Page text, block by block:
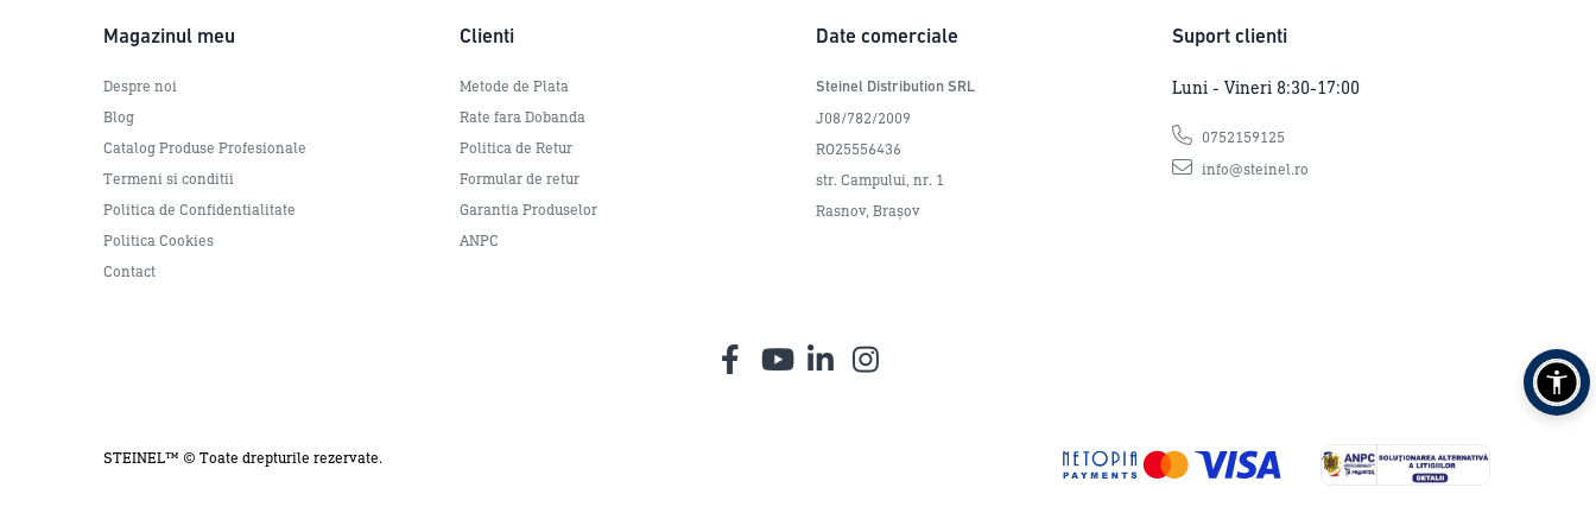
Unghi de detecție senzor:
Magazinul meu
Despre noi
Blog
Catalog Produse Profesionale
Termeni si conditii
Politica de Confidentialitate
Politica Cookies
Contact
Clienti
Metode de Plata
Rate fara Dobanda
Politica de Retur
Formular de retur
Garantia Produselor
ANPC
Date comerciale
Steinel Distribution SRL
J08/782/2009
RO25556436
str. Campului, nr. 1
Rasnov, Brașov
Suport clienti
Luni - Vineri 8:30-17:00
0752159125
info@steinel.ro
STEINEL™ © Toate drepturile rezervate.